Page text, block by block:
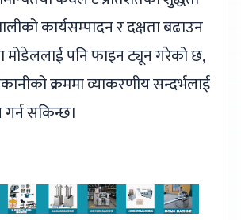
कार्यसम्पादन र दक्षता बढाउन
मोडेललाई पनि फाइन ट्यून गरेको छ,
क्रममा व्याकरणीय सन्दर्भलाई
गर्न सकिन्छ।